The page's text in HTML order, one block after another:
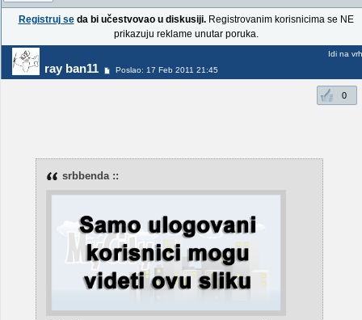
Registruj seda bi učestvovao u diskusiji.Registrovanim korisnicima se NE
prikazuju reklame unutar poruka.
ray ban11 Poslao: 17 Feb 2011 21:45
Idi na vrh
0
srbbenda ::